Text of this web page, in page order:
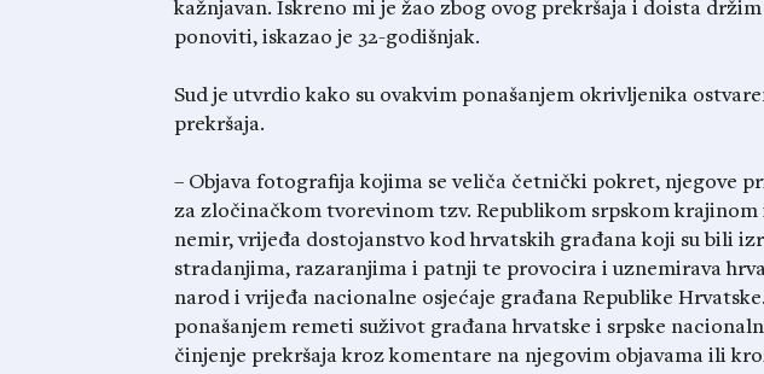
kažnjavan. Iskreno mi je žao zbog ovog prekršaja i doista držim
ponoviti, iskazao je 32-godišnjak.
Sud je utvrdio kako su ovakvim ponašanjem okrivljenika
prekršaja.
– Objava fotografija kojima se veliča četnički pokret, njegove
za zločinačkom tvorevinom tzv. Republikom srpskom
nemir, vrijeđa dostojanstvo kod hrvatskih građana koji su bili
stradanjima, razaranjima i patnji te provocira i uznemirava
narod i vrijeđa nacionalne osjećaje građana Republike
ponašanjem remeti suživot građana hrvatske i srpske
činjenje prekršaja kroz komentare na njegovim objavama ili